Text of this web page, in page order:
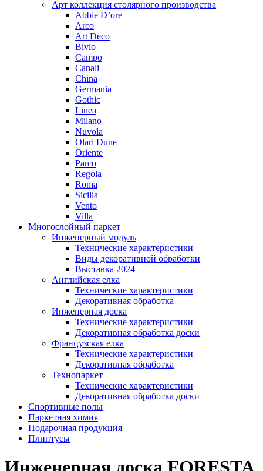
Арт коллекция столярного производства
Abbie D’ore
Arco
Art Deco
Bivio
Campo
Canali
China
Germania
Gothic
Linea
Milano
Nuvola
Olari Dune
Oriente
Parco
Regola
Roma
Sicilia
Vento
Villa
Многослойный паркет
Инженерный модуль
Технические характеристики
Виды декоративной обработки
Выставка 2024
Английская елка
Технические характеристики
Декоративная обработка
Инженерная доска
Технические характеристики
Декоративная обработка доски
Французская елка
Технические характеристики
Декоративная обработка
Технопаркет
Технические характеристики
Декоративная обработка доски
Спортивные полы
Паркетная химия
Подарочная продукция
Плинтусы